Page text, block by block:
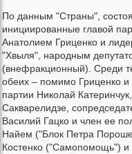
По данным "Страны",
инициированные главой
Анатолием Гриценко и
"Хвыля", народным
(внефракционный). Среди
обеих – помимо Гриценко
партии Николай
Сакварелидзе,
Василий Гацко и член ее
Найем ("Блок Петра
Костенко ("Самопомощь") и